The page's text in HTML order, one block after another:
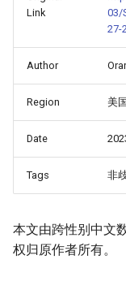
Link
03/
27-
Author
Region 美国
Date
Tags 非
本文由跨性别中文
权归原作者所有。